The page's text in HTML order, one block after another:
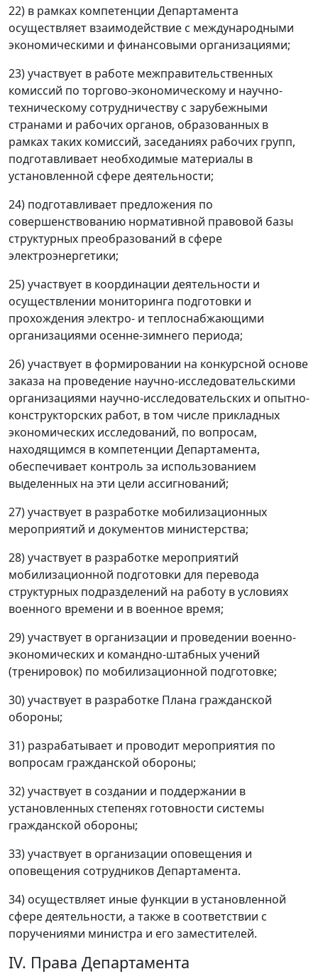
22) в рамках компетенции Департамента
осуществляет взаимодействие с международными
экономическими и финансовыми организациями;
23) участвует в работе межправительственных
комиссий по торгово-экономическому и научно-
техническому сотрудничеству с зарубежными
странами и рабочих органов, образованных в
рамках таких комиссий, заседаниях рабочих групп,
подготавливает необходимые материалы в
установленной сфере деятельности;
24) подготавливает предложения по
совершенствованию нормативной правовой базы
структурных преобразований в сфере
электроэнергетики;
25) участвует в координации деятельности и
осуществлении мониторинга подготовки и
прохождения электро- и теплоснабжающими
организациями осенне-зимнего периода;
26) участвует в формировании на конкурсной основе
заказа на проведение научно-исследовательскими
организациями научно-исследовательских и опытно-
конструкторских работ, в том числе прикладных
экономических исследований, по вопросам,
находящимся в компетенции Департамента,
обеспечивает контроль за использованием
выделенных на эти цели ассигнований;
27) участвует в разработке мобилизационных
мероприятий и документов министерства;
28) участвует в разработке мероприятий
мобилизационной подготовки для перевода
структурных подразделений на работу в условиях
военного времени и в военное время;
29) участвует в организации и проведении военно-
экономических и командно-штабных учений
(тренировок) по мобилизационной подготовке;
30) участвует в разработке Плана гражданской
обороны;
31) разрабатывает и проводит мероприятия по
вопросам гражданской обороны;
32) участвует в создании и поддержании в
установленных степенях готовности системы
гражданской обороны;
33) участвует в организации оповещения и
оповещения сотрудников Департамента.
34) осуществляет иные функции в установленной
сфере деятельности, а также в соответствии с
поручениями министра и его заместителей.
IV. Права Департамента